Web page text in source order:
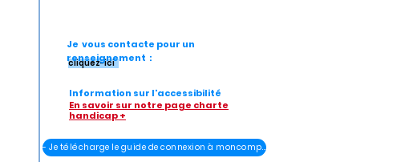
cliquez-ici
Je vous contacte pour un
renseignement :
Information sur l'accessibilité
En savoir sur notre page charte
handicap +
- Je télécharge le guide de connexion à moncompteélu